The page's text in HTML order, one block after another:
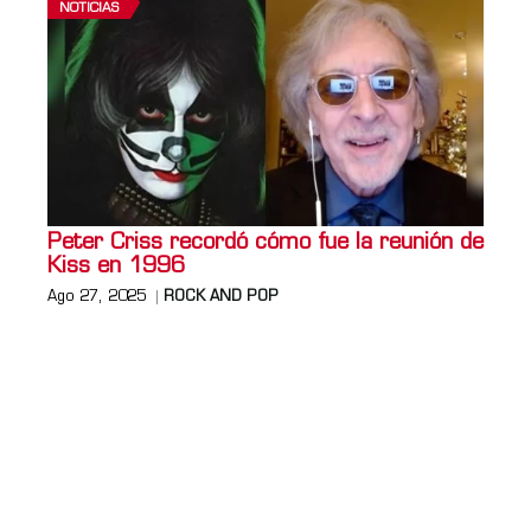
NOTICIAS
Peter Criss recordó cómo fue la reunión de
Kiss en 1996
Ago 27, 2025 ROCK AND POP